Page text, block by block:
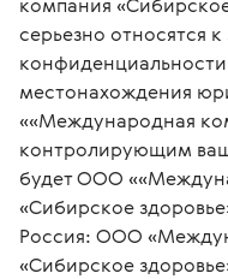
серьезно относятся
местонахождения
««Международная
контролирующим
будет ООО
«Сибирское
Россия: ООО
«Сибирское